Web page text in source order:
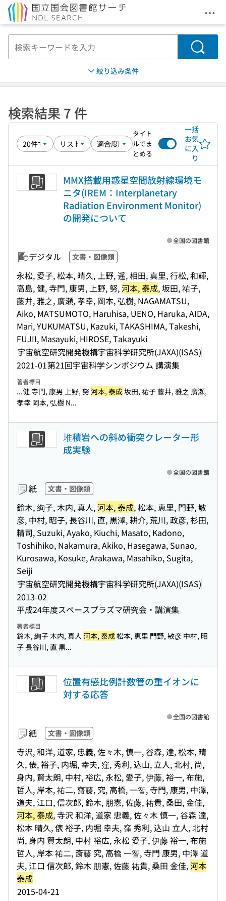
メ
検索
絞り込み条件
検索結果 7 件
タイト
ルでま
とめる
一括
お気
に入
り
MMX搭載用惑星空間放射線環境モ
ニタ(IREM：Interplanetary
Radiation Environment Monitor)
の開発について
デジタル 文書・図像類
永松, 愛子, 松本, 晴久, 上野, 遥, 相田, 真里, 行松, 和輝,
高島, 健, 寺門, 康男, 上野, 努,河本, 泰成, 坂田, 祐子,
藤井, 雅之, 廣瀬, 孝幸, 岡本, 弘樹, NAGAMATSU,
Aiko, MATSUMOTO, Haruhisa, UENO, Haruka, AIDA,
Mari, YUKUMATSU, Kazuki, TAKASHIMA, Takeshi,
FUJII, Masayuki, HIROSE, Takayuki
宇宙航空研究開発機構宇宙科学研究所(JAXA)(ISAS)
2021-01第21回宇宙科学シンポジウム 講演集
全国の図書館
著者標目
...健 寺門, 康男 上野, 努河本, 泰成坂田, 祐子 藤井, 雅之 廣瀬,
孝幸 岡本, 弘樹 N...
堆積岩への斜め衝突クレーター形
成実験
紙 文書・図像類
鈴木, 絢子, 木内, 真人,河本, 泰成, 松本, 恵里, 門野, 敏
彦, 中村, 昭子, 長谷川, 直, 黒澤, 耕介, 荒川, 政彦, 杉田,
精司, Suzuki, Ayako, Kiuchi, Masato, Kadono,
Toshihiko, Nakamura, Akiko, Hasegawa, Sunao,
Kurosawa, Kosuke, Arakawa, Masahiko, Sugita,
Seiji
宇宙航空研究開発機構宇宙科学研究所(JAXA)(ISAS)
2013-02
平成24年度スペースプラズマ研究会・講演集
全国の図書館
著者標目
鈴木, 絢子 木内, 真人 河本, 泰成松本, 恵里 門野, 敏彦 中村, 昭
子 長谷川, 直 黒...
位置有感比例計数管の重イオンに
対する応答
紙 文書・図像類
寺沢, 和洋, 道家, 忠義, 佐々木, 慎一, 谷森, 達, 松本, 晴
久, 俵, 裕子, 内堀, 幸夫, 窪, 秀利, 込山, 立人, 北村, 尚,
身内, 賢太朗, 中村, 裕広, 永松, 愛子, 伊藤, 裕一, 布施,
哲人, 岸本, 祐二, 齋藤, 究, 高橋, 一智, 寺門, 康男, 中澤,
道夫, 江口, 信次郎, 鈴木, 朋憲, 佐藤, 祐貴, 桑田, 金佳,
河本, 泰成, 寺沢 和洋, 道家 忠義, 佐々木 慎一, 谷森 達,
松本 晴久, 俵 裕子, 内堀 幸夫, 窪 秀利, 込山 立人, 北村
尚, 身内 賢太朗, 中村 裕広, 永松 愛子, 伊藤 裕一, 布施
哲人, 岸本 祐二, 斎藤 究, 高橋 一智, 寺門 康男, 中澤 道
夫, 江口 信次郎, 鈴木 朋憲, 佐藤 祐貴, 桑田 金佳,河本
泰成
2015-04-21
全国の図書館